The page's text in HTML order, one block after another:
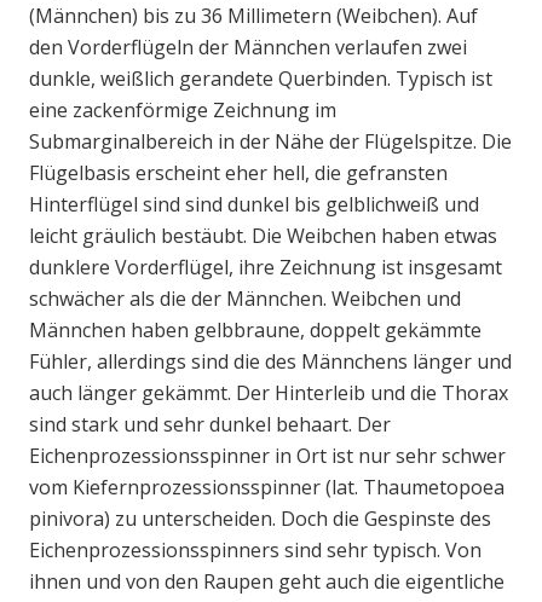
(Männchen) bis zu 36 Millimetern (Weibchen). Auf
den Vorderflügeln der Männchen verlaufen zwei
dunkle, weißlich gerandete Querbinden. Typisch ist
eine zackenförmige Zeichnung im
Submarginalbereich in der Nähe der Flügelspitze. Die
Flügelbasis erscheint eher hell, die gefransten
Hinterflügel sind sind dunkel bis gelblichweiß und
leicht gräulich bestäubt. Die Weibchen haben etwas
dunklere Vorderflügel, ihre Zeichnung ist insgesamt
schwächer als die der Männchen. Weibchen und
Männchen haben gelbbraune, doppelt gekämmte
Fühler, allerdings sind die des Männchens länger und
auch länger gekämmt. Der Hinterleib und die Thorax
sind stark und sehr dunkel behaart. Der
Eichenprozessionsspinner in Ort ist nur sehr schwer
vom Kiefernprozessionsspinner (lat. Thaumetopoea
pinivora) zu unterscheiden. Doch die Gespinste des
Eichenprozessionsspinners sind sehr typisch. Von
ihnen und von den Raupen geht auch die eigentliche